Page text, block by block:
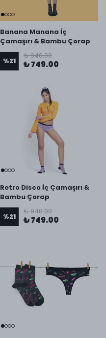
Banana Manana İç
Çamaşırı & Bambu Çorap
%21
₺ 948.00
₺ 749.00
Retro Disco İç Çamaşırı &
Bambu Çorap
%21
₺ 948.00
₺ 749.00